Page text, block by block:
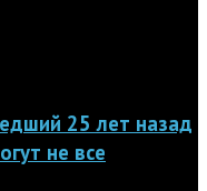
25 лет назад
не все